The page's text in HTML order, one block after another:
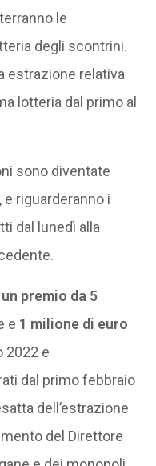
le
degli scontrini.
estrazione relativa
lotteria dal primo al
sono diventate
riguarderanno i
dal lunedì alla
un premio da 5
e 1 milione di euro
2022 e
dal primo febbraio
dell’estrazione
del Direttore